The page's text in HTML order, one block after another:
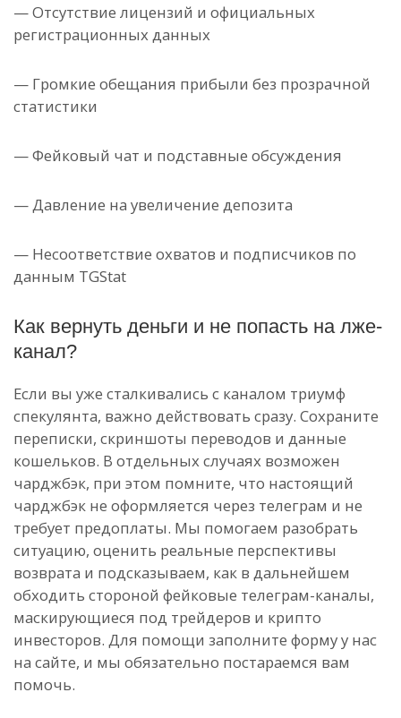
— Отсутствие лицензий и официальных
регистрационных данных
— Громкие обещания прибыли без прозрачной
статистики
— Фейковый чат и подставные обсуждения
— Давление на увеличение депозита
— Несоответствие охватов и подписчиков по
данным TGStat
Как вернуть деньги и не попасть на лже-
канал?
Если вы уже сталкивались с каналом триумф
спекулянта, важно действовать сразу. Сохраните
переписки, скриншоты переводов и данные
кошельков. В отдельных случаях возможен
чарджбэк, при этом помните, что настоящий
чарджбэк не оформляется через телеграм и не
требует предоплаты. Мы помогаем разобрать
ситуацию, оценить реальные перспективы
возврата и подсказываем, как в дальнейшем
обходить стороной фейковые телеграм-каналы,
маскирующиеся под трейдеров и крипто
инвесторов. Для помощи заполните форму у нас
на сайте, и мы обязательно постараемся вам
помочь.